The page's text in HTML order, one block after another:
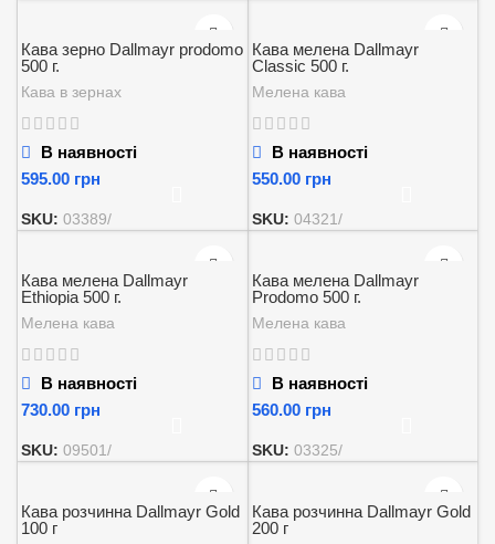
Кава зерно Dallmayr prodomo
500 г.
Кава в зернах
В наявності
грн
SKU: 03389/
Кава мелена Dallmayr
Classic 500 г.
Мелена кава
В наявності
грн
SKU: 04321/
Кава мелена Dallmayr
Ethiopia 500 г.
Мелена кава
В наявності
грн
SKU: 09501/
Кава мелена Dallmayr
Prodomo 500 г.
Мелена кава
В наявності
грн
SKU: 03325/
Кава розчинна Dallmayr Gold
100 г
Кава розчинна Dallmayr Gold
200 г